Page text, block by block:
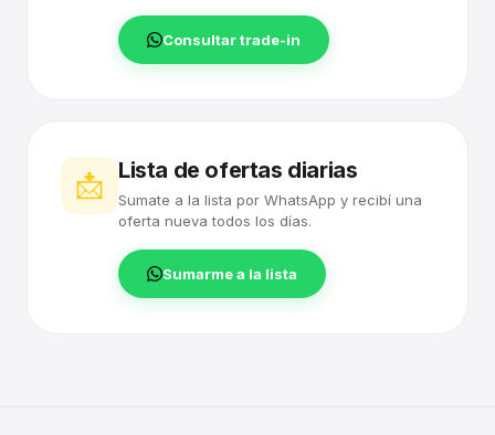
Consultar trade-in
📩 Lista de ofertas diarias
Sumate a la lista por WhatsApp y recibí una
oferta nueva todos los días.
Sumarme a la lista